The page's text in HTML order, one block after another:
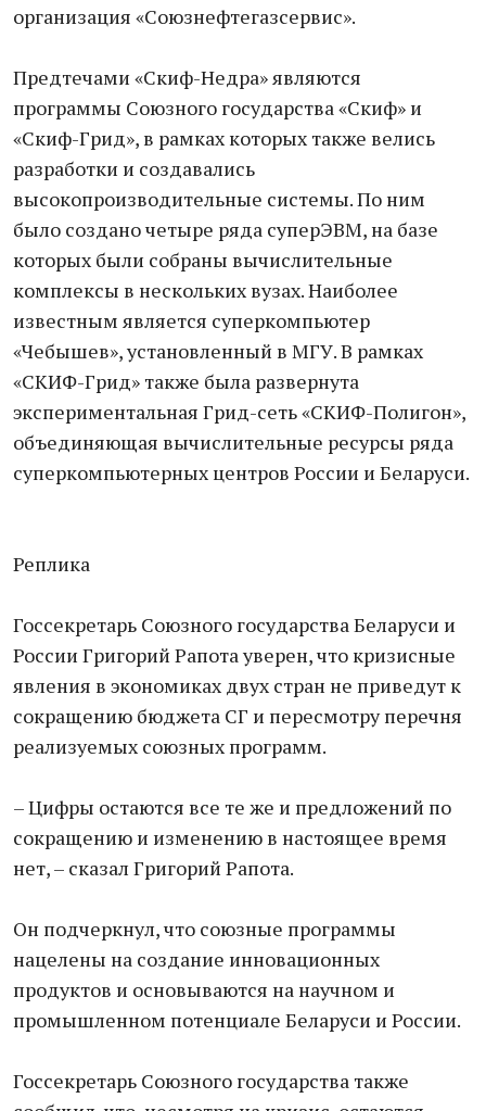
организация «Союзнефтегазсервис».
Предтечами «Скиф-Недра» являются
программы Союзного государства «Скиф» и
«Скиф-Грид», в рамках которых также велись
разработки и создавались
высокопроизводительные системы. По ним
было создано четыре ряда суперЭВМ, на базе
которых были собраны вычислительные
комплексы в нескольких вузах. Наиболее
известным является суперкомпьютер
«Чебышев», установленный в МГУ. В рамках
«СКИФ-Грид» также была развернута
экспериментальная Грид-сеть «СКИФ-Полигон»,
объединяющая вычислительные ресурсы ряда
суперкомпьютерных центров России и Беларуси.
Реплика
Госсекретарь Союзного государства Беларуси и
России Григорий Рапота уверен, что кризисные
явления в экономиках двух стран не приведут к
сокращению бюджета СГ и пересмотру перечня
реализуемых союзных программ.
– Цифры остаются все те же и предложений по
сокращению и изменению в настоящее время
нет, – сказал Григорий Рапота.
Он подчеркнул, что союзные программы
нацелены на создание инновационных
продуктов и основываются на научном и
промышленном потенциале Беларуси и России.
Госсекретарь Союзного государства также